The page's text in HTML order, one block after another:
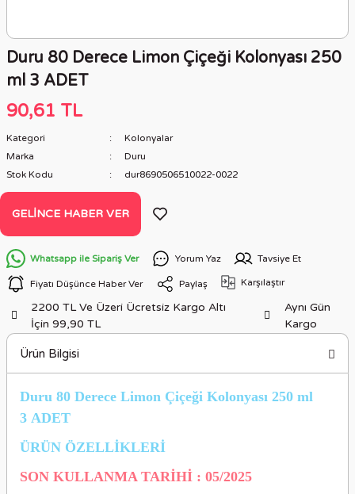
Duru 80 Derece Limon Çiçeği Kolonyası 250
ml 3 ADET
90,61 TL
Kategori
Kolonyalar
Marka
Duru
Stok Kodu
dur8690506510022-0022
GELINCE HABER VER
Whatsapp ile Sipariş Ver Yorum Yaz Tavsiye Et
Fiyatı Düşünce Haber Ver Paylaş Karşılaştır
2200 TL Ve Üzeri Ücretsiz Kargo Altı
İçin 99,90 TL
Aynı Gün
Kargo
Ürün Bilgisi
Duru 80 Derece Limon Çiçeği Kolonyası 250 ml
3 ADET
ÜRÜN ÖZELLİKLERİ
SON KULLANMA TARİHİ : 05/2025